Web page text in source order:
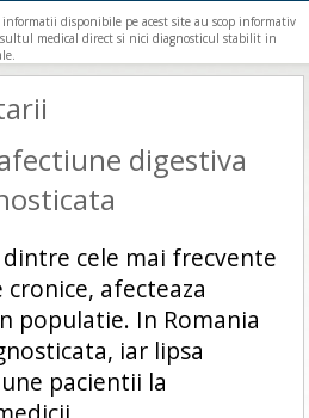
disponibile pe acest site au scop informativ
medical direct si nici diagnosticul stabilit in
digestiva
dintre cele mai frecvente
afecteaza
populatie. In Romania
iar lipsa
pacientii la